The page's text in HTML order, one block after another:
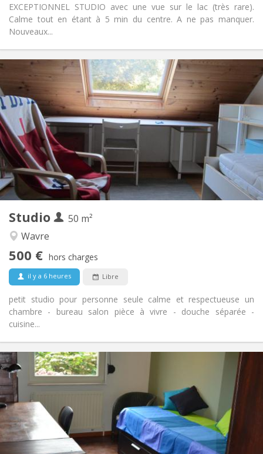
EXCEPTIONNEL STUDIO avec une vue sur le lac (très rare).
Calme tout en étant à 5 min du centre. A ne pas manquer.
Nouveaux...
Studio
50 m²
Wavre
500 € hors charges
il y a 6 heures Libre
petit studio pour personne seule calme et respectueuse un
chambre - bureau salon pièce à vivre - douche séparée -
cuisine...
Infos Pratiques
Loyer:
500 €
Charges:
50 €
Durée:
10 mois
Domiciliation:
Non
Aménagement
Salle de bain:
Privée
Cuisine:
Privée (pièce distincte)
Superficie:
50 m
Pièces privées:
3
Infos Pratiques
Loyer:
Charges:
150 €
Durée:
5-6 mois, vacances d'été
Domiciliation:
Acceptée
Aménagement